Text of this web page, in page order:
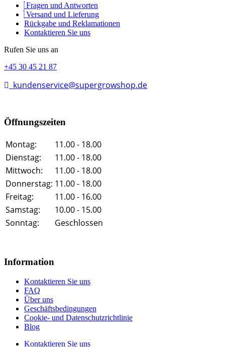
Fragen und Antworten
Versand und Lieferung
Rückgabe und Reklamationen
Kontaktieren Sie uns
Rufen Sie uns an
+45 30 45 21 87
kundenservice@supergrowshop.de
Öffnungszeiten
Montag:
11.00 - 18.00
Dienstag:
11.00 - 18.00
Mittwoch:
11.00 - 18.00
Donnerstag: 11.00 - 18.00
Freitag:
11.00 - 16.00
Samstag:
10.00 - 15.00
Sonntag:
Geschlossen
Information
Kontaktieren Sie uns
FAQ
Über uns
Geschäftsbedingungen
Cookie- und Datenschutzrichtlinie
Blog
Kontaktieren Sie uns